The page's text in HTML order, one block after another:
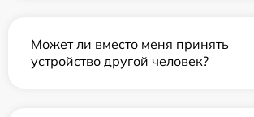
Может ли вместо меня принять
устройство другой человек?